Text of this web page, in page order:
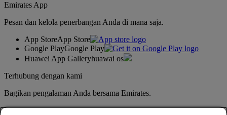
Emirates App
Pesan dan kelola penerbangan Anda di mana saja.
App StoreApp Store
Google PlayGoogle Play
Huawei App Galleryhuawai os
Terhubung dengan kami
Bagikan pengalaman Anda bersama Emirates.